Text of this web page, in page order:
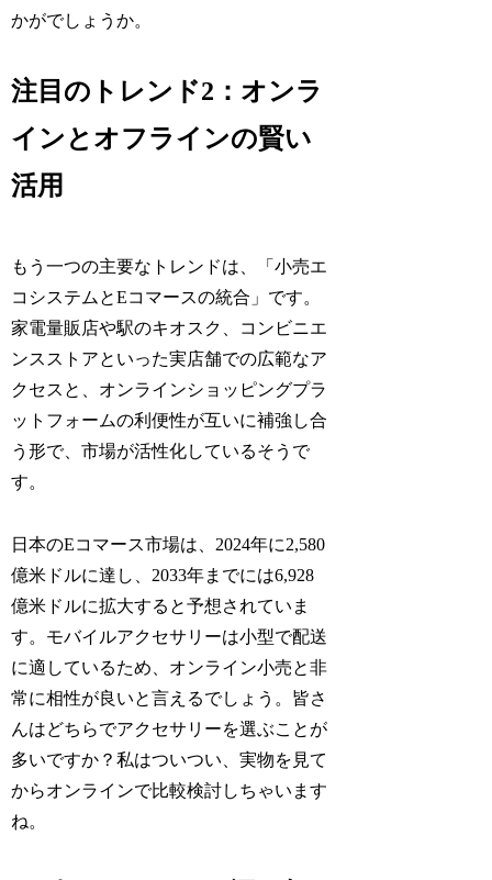
かがでしょうか。
注目のトレンド2：オンラ
インとオフラインの賢い
活用
もう一つの主要なトレンドは、「小売エ
コシステムとEコマースの統合」です。
家電量販店や駅のキオスク、コンビニエ
ンスストアといった実店舗での広範なア
クセスと、オンラインショッピングプラ
ットフォームの利便性が互いに補強し合
う形で、市場が活性化しているそうで
す。
日本のEコマース市場は、2024年に2,580
億米ドルに達し、2033年までには6,928
億米ドルに拡大すると予想されていま
す。モバイルアクセサリーは小型で配送
に適しているため、オンライン小売と非
常に相性が良いと言えるでしょう。皆さ
んはどちらでアクセサリーを選ぶことが
多いですか？私はついつい、実物を見て
からオンラインで比較検討しちゃいます
ね。